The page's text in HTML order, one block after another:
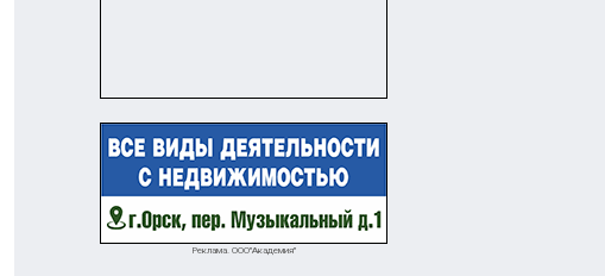
Реклама. ООО"Академия"